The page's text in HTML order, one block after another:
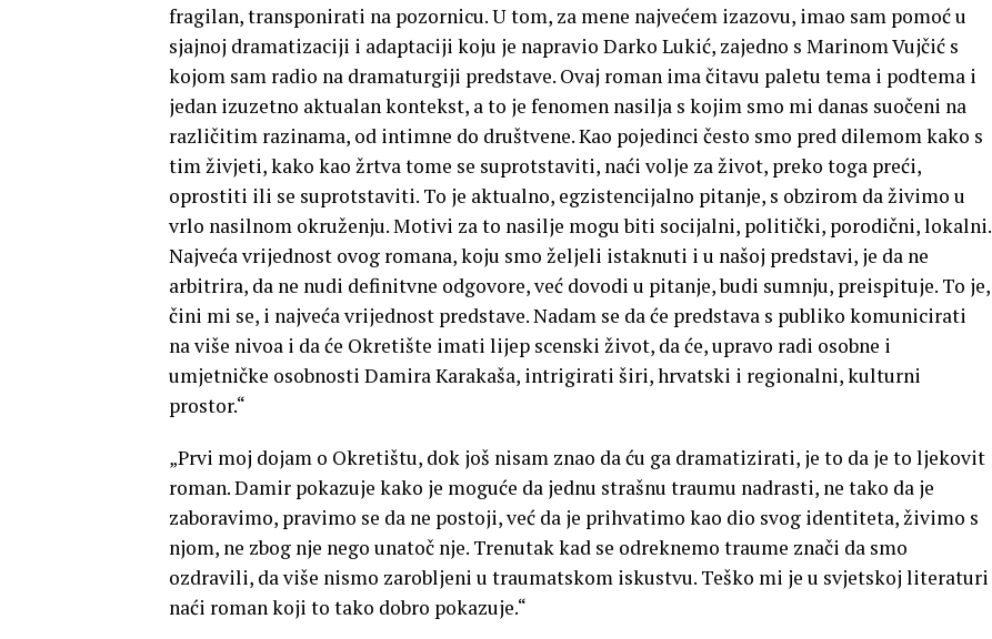
fragilan, transponirati na pozornicu. U tom, za mene najvećem izazovu, imao sam pomoć u
sjajnoj dramatizaciji i adaptaciji koju je napravio Darko Lukić, zajedno s Marinom Vujčić s
kojom sam radio na dramaturgiji predstave. Ovaj roman ima čitavu paletu tema i podtema i
jedan izuzetno aktualan kontekst, a to je fenomen nasilja s kojim smo mi danas suočeni na
različitim razinama, od intimne do društvene. Kao pojedinci često smo pred dilemom kako s
tim živjeti, kako kao žrtva tome se suprotstaviti, naći volje za život, preko toga preći,
oprostiti ili se suprotstaviti. To je aktualno, egzistencijalno pitanje, s obzirom da živimo u
vrlo nasilnom okruženju. Motivi za to nasilje mogu biti socijalni, politički, porodični, lokalni.
Najveća vrijednost ovog romana, koju smo željeli istaknuti i u našoj predstavi, je da ne
arbitrira, da ne nudi definitvne odgovore, već dovodi u pitanje, budi sumnju, preispituje. To je,
čini mi se, i najveća vrijednost predstave. Nadam se da će predstava s publiko komunicirati
na više nivoa i da će Okretište imati lijep scenski život, da će, upravo radi osobne i
umjetničke osobnosti Damira Karakaša, intrigirati širi, hrvatski i regionalni, kulturni
prostor.“
„Prvi moj dojam o Okretištu, dok još nisam znao da ću ga dramatizirati, je to da je to ljekovit
roman. Damir pokazuje kako je moguće da jednu strašnu traumu nadrasti, ne tako da je
zaboravimo, pravimo se da ne postoji, već da je prihvatimo kao dio svog identiteta, živimo s
njom, ne zbog nje nego unatoč nje. Trenutak kad se odreknemo traume znači da smo
ozdravili, da više nismo zarobljeni u traumatskom iskustvu. Teško mi je u svjetskoj literaturi
naći roman koji to tako dobro pokazuje.“